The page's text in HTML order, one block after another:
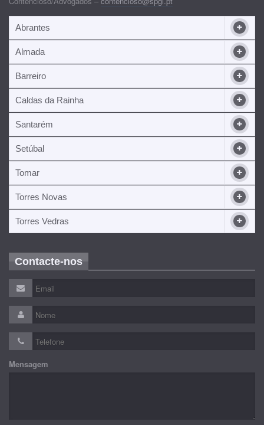
Abrantes
Almada
Barreiro
Caldas da Rainha
Santarém
Setúbal
Tomar
Torres Novas
Torres Vedras
Contacte-nos
Mensagem